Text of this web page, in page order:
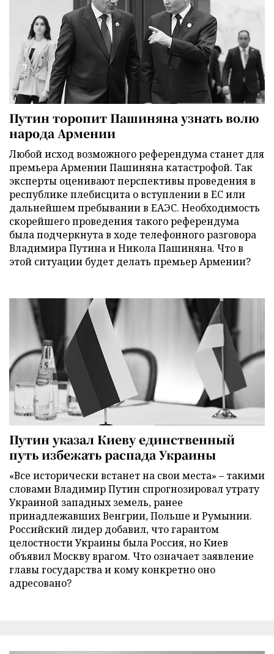
Путин торопит Пашиняна узнать волю
народа Армении
Любой исход возможного референдума станет для
премьера Армении Пашиняна катастрофой. Так
эксперты оценивают перспективы проведения в
республике плебисцита о вступлении в ЕС или
дальнейшем пребывании в ЕАЭС. Необходимость
скорейшего проведения такого референдума
была подчеркнута в ходе телефонного разговора
Владимира Путина и Никола Пашиняна. Что в
этой ситуации будет делать премьер Армении?
Путин указал Киеву единственный
путь избежать распада Украины
«Все исторически встанет на свои места» – такими
словами Владимир Путин спрогнозировал утрату
Украиной западных земель, ранее
принадлежавших Венгрии, Польше и Румынии.
Российский лидер добавил, что гарантом
целостности Украины была Россия, но Киев
объявил Москву врагом. Что означает заявление
главы государства и кому конкретно оно
адресовано?